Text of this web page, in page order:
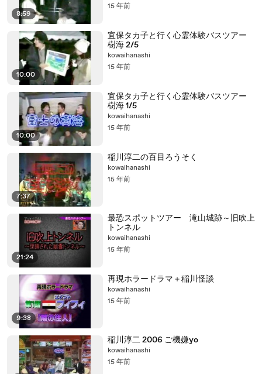
8:59
15 年前
10:00
宜保タカ子と行く心霊体験バスツアー
樹海 2/5
kowaihanashi
15 年前
10:00
宜保タカ子と行く心霊体験バスツアー
樹海 1/5
kowaihanashi
15 年前
7:37
稲川淳二の百目ろうそく
kowaihanashi
15 年前
21:24
最恐スポットツアー 滝山城跡～旧吹上
トンネル
kowaihanashi
15 年前
9:38
再現ホラードラマ＋稲川怪談
kowaihanashi
15 年前
稲川淳二 2006 ご機嫌yo
kowaihanashi
15 年前